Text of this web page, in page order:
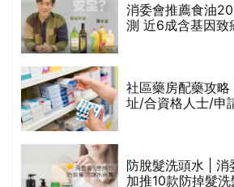
消委會推薦食油
測 近6成含基因致
社區藥房配藥攻
址/合資格人士/申
防脫髮洗頭水 |
加推10款防掉髮